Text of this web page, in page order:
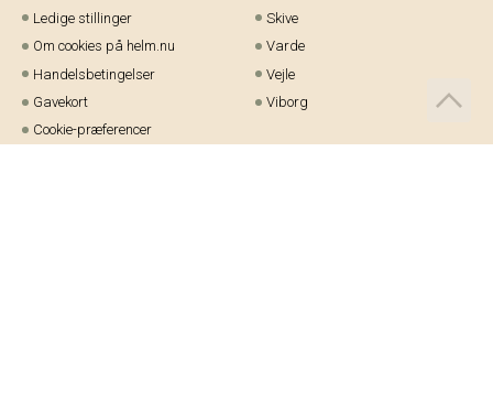
Ledige stillinger
Om cookies på helm.nu
Handelsbetingelser
Gavekort
Cookie-præferencer
Skive
Varde
Vejle
Viborg